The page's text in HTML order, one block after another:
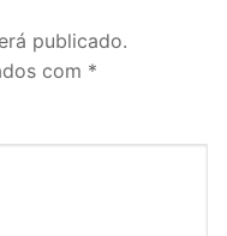
publicado.
com *